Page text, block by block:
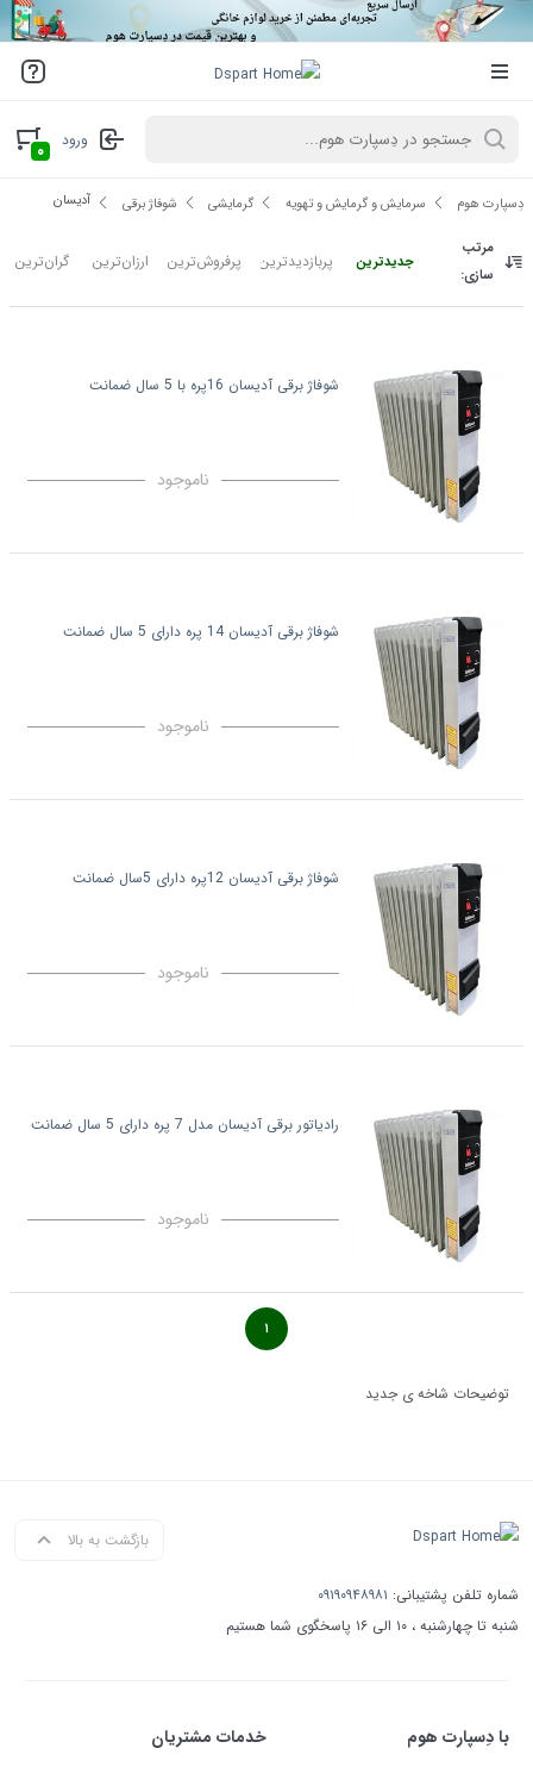
ورود ۰
دِسپارت هوم سرمایش و گرمایش و تهویه گرمایشی شوفاژ برقی آدیسان
مرتب
سازی:
جدیدترین پربازدیدترین پرفروش‌ترین ارزان‌ترین گران‌ترین
شوفاژ برقی آدیسان 16پره با 5 سال ضمانت
ناموجود
شوفاژ برقی آدیسان 14 پره دارای 5 سال ضمانت
ناموجود
شوفاژ برقی آدیسان 12پره دارای 5سال ضمانت
ناموجود
رادیاتور برقی آدیسان مدل 7 پره دارای 5 سال ضمانت
ناموجود
۱
توضیحات شاخه ی جدید
بازگشت به بالا
شماره تلفن پشتیبانی: ۰۹۱۹۰۹۴۸۹۸۱
شنبه تا چهارشنبه ، ۱۰ الی ۱۶ پاسخگوی شما هستیم
با دِسپارت هوم خدمات مشتریان